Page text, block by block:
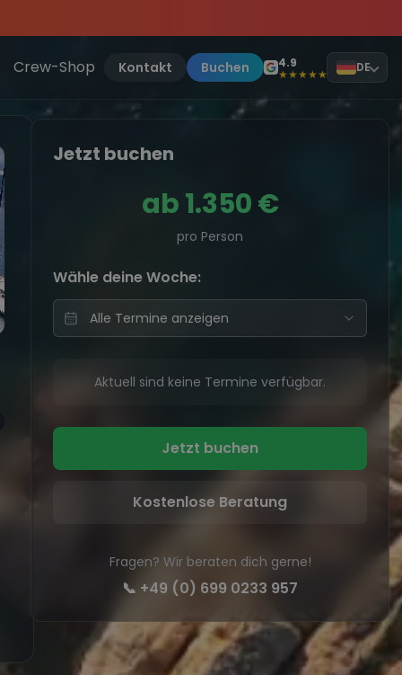
sei dabei.
Crew-Shop Kontakt Buchen 4.9
★★★★★ DE
Jetzt buchen
ab1.350 €
pro Person
Wähle deine Woche:
Aktuell sind keine Termine verfügbar.
Jetzt buchen
Kostenlose Beratung
Fragen? Wir beraten dich gerne!
📞 +49 (0) 699 0233 957